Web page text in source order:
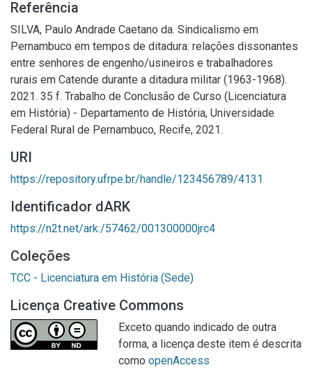
Referência
SILVA, Paulo Andrade Caetano da. Sindicalismo em
Pernambuco em tempos de ditadura: relações dissonantes
entre senhores de engenho/usineiros e trabalhadores
rurais em Catende durante a ditadura militar (1963-1968).
2021. 35 f. Trabalho de Conclusão de Curso (Licenciatura
em História) - Departamento de História, Universidade
Federal Rural de Pernambuco, Recife, 2021.
URI
https://repository.ufrpe.br/handle/123456789/4131
Identificador dARK
https://n2t.net/ark:/57462/001300000jrc4
Coleções
TCC - Licenciatura em História (Sede)
Licença Creative Commons
Exceto quando indicado de outra
forma, a licença deste item é descrita
como openAccess